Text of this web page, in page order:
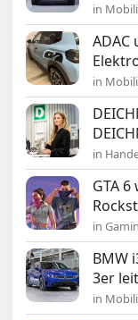
in
in
in
GTA
in
BMW
3er
in